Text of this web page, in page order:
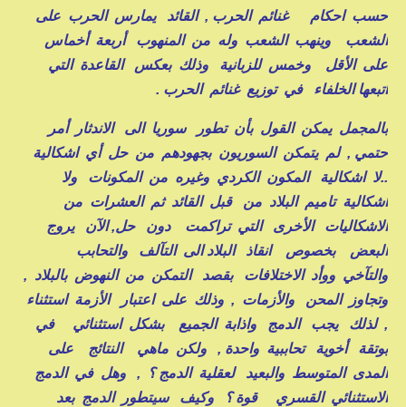
حسب احكام غنائم الحرب , القائد يمارس الحرب على
الشعب وينهب الشعب وله من المنهوب أربعة أخماس
على الأقل وخمس للزبانية وذلك بعكس القاعدة التي
اتبعها الخلفاء في توزيع غنائم الحرب .
بالمجمل يمكن القول بأن تطور سوريا الى الاندثار أمر
حتمي , لم يتمكن السوريون بجهودهم من حل أي اشكالية
..لا اشكالية المكون الكردي وغيره من المكونات ولا
اشكالية تاميم البلاد من قبل القائد ثم العشرات من
الاشكاليات الأخرى التي تراكمت دون حل, الآن يروج
البعض بخصوص انقاذ البلاد الى التآلف والتحابب
والتآخي ووأد الاختلافات بقصد التمكن من النهوض بالبلاد ,
وتجاوز المحن والأزمات , وذلك على اعتبار الأزمة استثناء
, لذلك يجب الدمج واذابة الجميع بشكل استثنائي في
بوتقة أخوية تحاببية واحدة , ولكن ماهي النتائج على
المدى المتوسط والبعيد لعقلية الدمج ؟ , وهل في الدمج
الاستثنائي القسري قوة ؟ وكيف سيتطور الدمج بعد